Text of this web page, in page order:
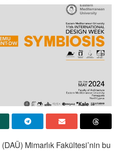
Mimarlık Fakültesi’nin bu